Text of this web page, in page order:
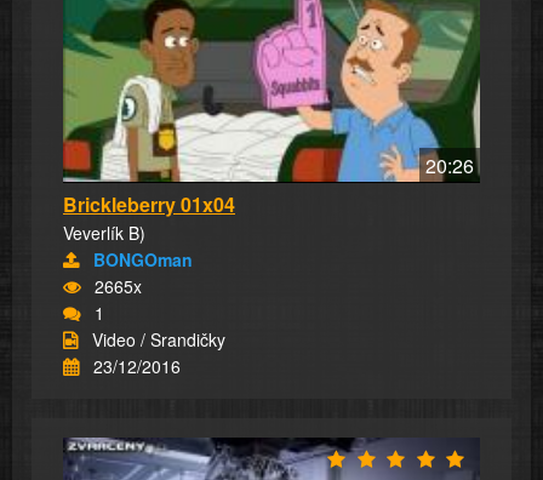
20:26
Brickleberry 01x04
Veverlík B)
BONGOman
2665x
1
Video / Srandičky
23/12/2016